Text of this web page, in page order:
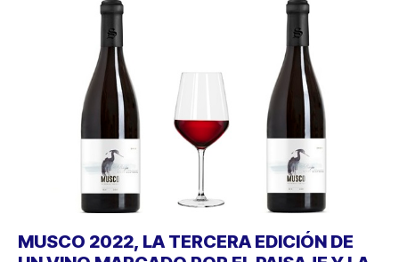
MUSCO 2022, LA TERCERA EDICIÓN DE